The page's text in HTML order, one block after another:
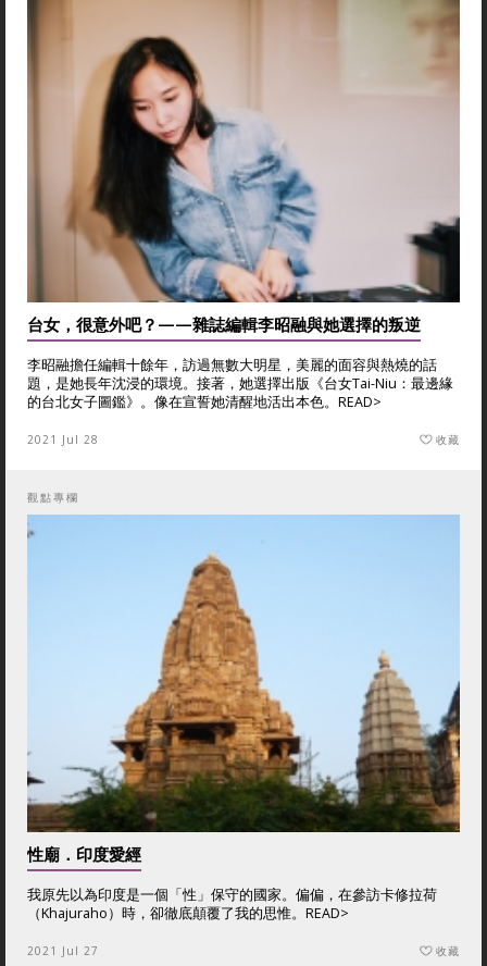
台女，很意外吧？——雜誌編輯李昭融與她選擇的叛逆
李昭融擔任編輯十餘年，訪過無數大明星，美麗的面容與熱燒的話
題，是她長年沈浸的環境。接著，她選擇出版《台女Tai-Niu：最邊緣
的台北女子圖鑑》。像在宣誓她清醒地活出本色。 READ>
2021 Jul 28 收藏
觀點專欄
性廟．印度愛經
我原先以為印度是一個「性」保守的國家。偏偏，在參訪卡修拉荷
（Khajuraho）時，卻徹底顛覆了我的思惟。 READ>
2021 Jul 27 收藏